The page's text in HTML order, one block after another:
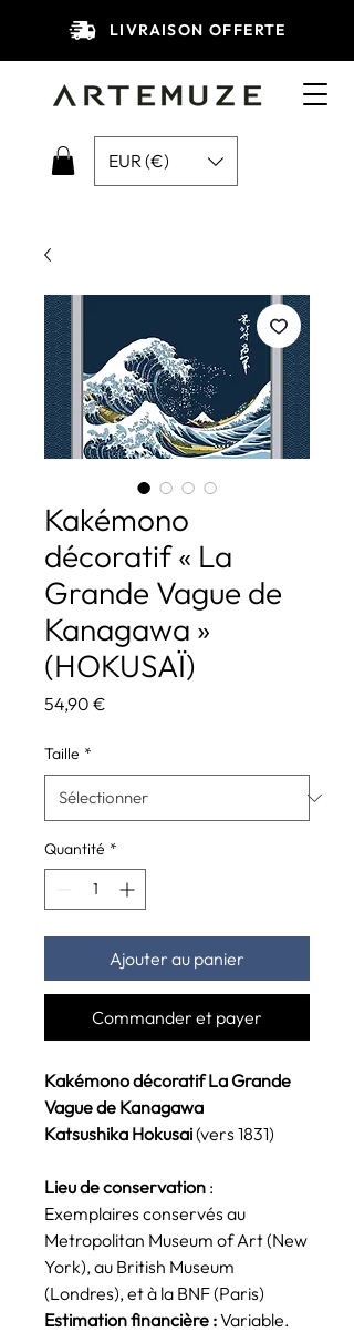
LIVRAISON OFFERTE
EUR (€)
Kakémono
décoratif « La
Grande Vague de
Kanagawa »
(HOKUSAÏ)
54,90 €
Taille *
Quantité *
Ajouter au panier
Commander et payer
Kakémono décoratif La Grande
Vague de Kanagawa
Katsushika Hokusai(vers 1831)
Lieu de conservation :
Exemplaires conservés au
Metropolitan Museum of Art (New
York), au British Museum
(Londres), et à la BNF (Paris)
Estimation financière :Variable.